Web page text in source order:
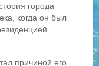
города
когда он был
причиной его